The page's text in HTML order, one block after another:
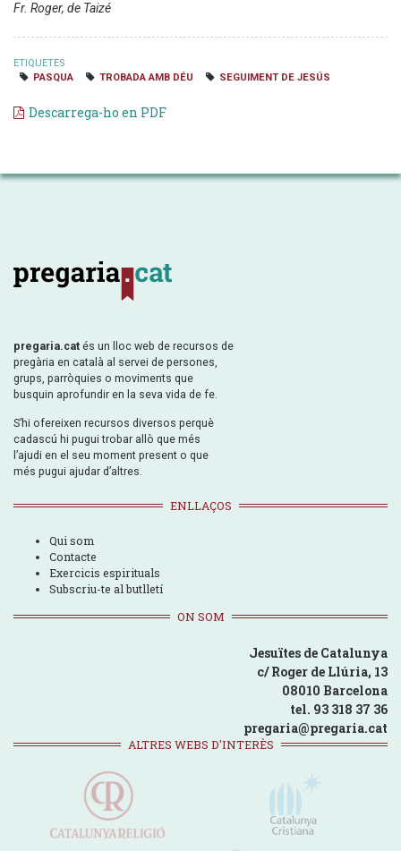
Fr. Roger, de Taizé
ETIQUETES
PASQUA
TROBADA AMB DÉU SEGUIMENT DE JESÚS
Descarrega-ho en PDF
pregaria.cat és un lloc web de recursos de
pregària en català al servei de persones,
grups, parròquies o moviments que
busquin aprofundir en la seva vida de fe.
S’hi ofereixen recursos diversos perquè
cadascú hi pugui trobar allò que més
l’ajudi en el seu moment present o que
més pugui ajudar d’altres.
ENLLAÇOS
Qui som
Contacte
Exercicis espirituals
Subscriu-te al butlletí
ON SOM
Jesuïtes de Catalunya
c/ Roger de Llúria, 13
08010 Barcelona
tel. 93 318 37 36
pregaria@pregaria.cat
ALTRES WEBS D'INTERÈS